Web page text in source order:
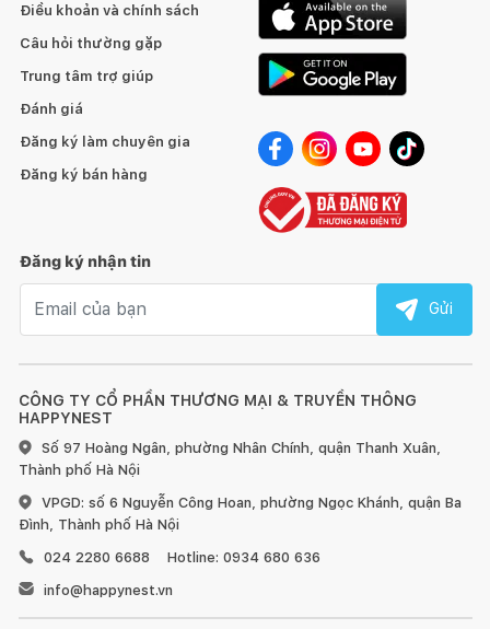
CÔNG TY CỔ PHẦN THƯƠNG MẠI & TRUYỀN THÔNG
HAPPYNEST
Số 97 Hoàng Ngân, phường Nhân Chính, quận Thanh Xuân,
Thành phố Hà Nội
VPGD: số 6 Nguyễn Công Hoan, phường Ngọc Khánh, quận Ba
Đình, Thành phố Hà Nội
024 2280 6688
Hotline: 0934 680 636
info@happynest.vn
Điều khoản và chính sách
Câu hỏi thường gặp
Trung tâm trợ giúp
Đánh giá
Đăng ký làm chuyên gia
Đăng ký bán hàng
Đăng ký nhận tin
Gửi